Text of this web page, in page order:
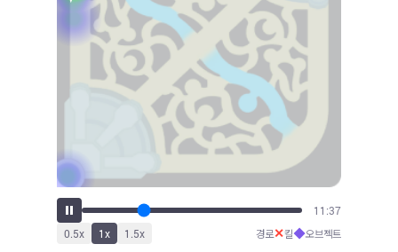
13:28
0.5x 1x 1.5x 경로✕킬◆오브젝트